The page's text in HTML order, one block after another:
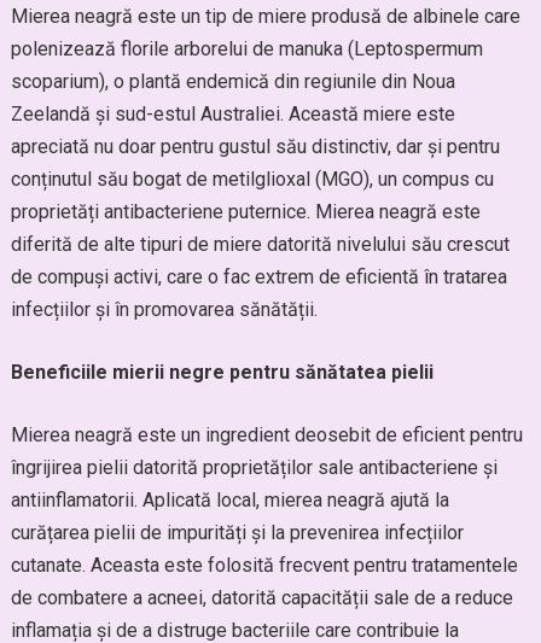
Mierea neagră este un tip de miere produsă de albinele care
polenizează florile arborelui de manuka (Leptospermum
scoparium), o plantă endemică din regiunile din Noua
Zeelandă și sud-estul Australiei. Această miere este
apreciată nu doar pentru gustul său distinctiv, dar și pentru
conținutul său bogat de metilglioxal (MGO), un compus cu
proprietăți antibacteriene puternice. Mierea neagră este
diferită de alte tipuri de miere datorită nivelului său crescut
de compuși activi, care o fac extrem de eficientă în tratarea
infecțiilor și în promovarea sănătății.
Beneficiile mierii negre pentru sănătatea pielii
Mierea neagră este un ingredient deosebit de eficient pentru
îngrijirea pielii datorită proprietăților sale antibacteriene și
antiinflamatorii. Aplicată local, mierea neagră ajută la
curățarea pielii de impurități și la prevenirea infecțiilor
cutanate. Aceasta este folosită frecvent pentru tratamentele
de combatere a acneei, datorită capacității sale de a reduce
inflamația și de a distruge bacteriile care contribuie la